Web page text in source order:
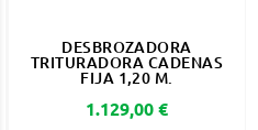
DESBROZADORA
TRITURADORA CADENAS
FIJA 1,20 M.
Precio
1.129,00 €